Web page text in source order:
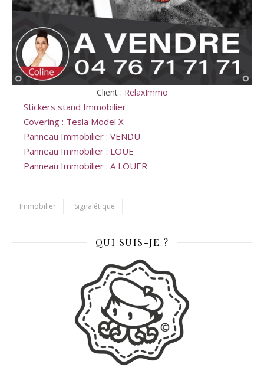
Client : RelaxImmo
Stickers stand Immobilier
Covering : Tesla Model X
Panneau Immobilier : VENDU
Panneau Immobilier : LOUE
Panneau Immobilier : A LOUER
Immobilier Signalétique
QUI SUIS-JE ?